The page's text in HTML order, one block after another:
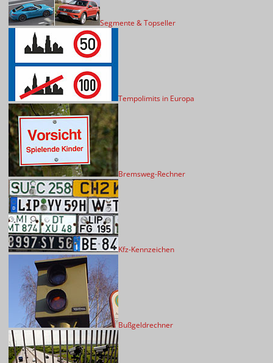
Segmente & Topseller
Tempolimits in Europa
Bremsweg-Rechner
Kfz-Kennzeichen
Bußgeldrechner